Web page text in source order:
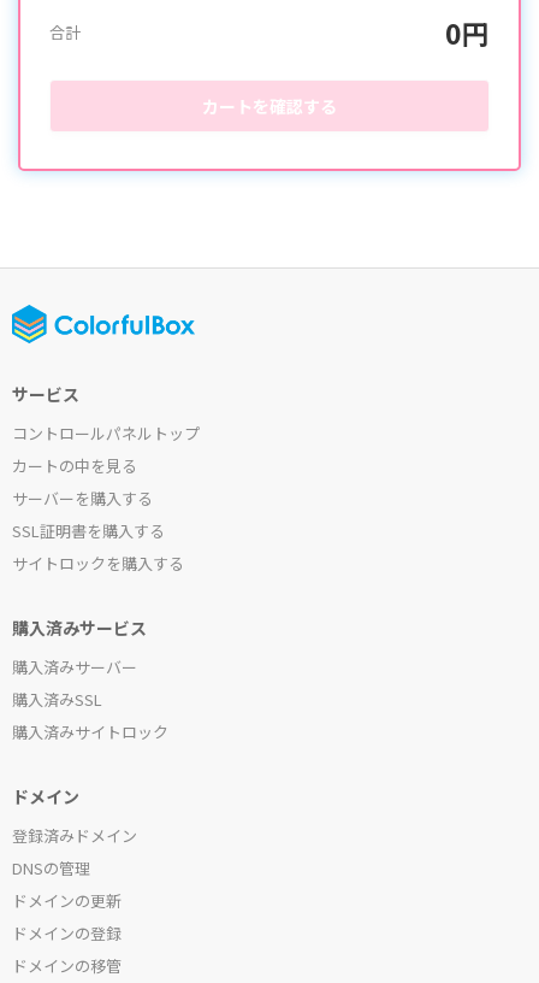
合計 0円
カートを確認する
サービス
コントロールパネルトップ
カートの中を見る
サーバーを購入する
SSL証明書を購入する
サイトロックを購入する
購入済みサービス
購入済みサーバー
購入済みSSL
購入済みサイトロック
ドメイン
登録済みドメイン
DNSの管理
ドメインの更新
ドメインの登録
ドメインの移管